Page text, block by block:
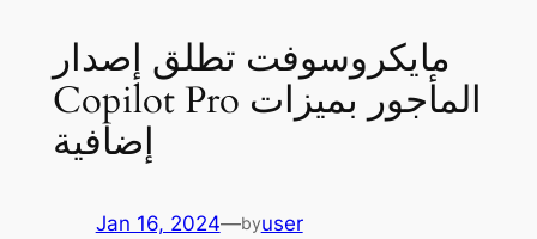
مايكروسوفت تطلق إصدار
Copilot Pro المأجور بميزات
إضافية
Jan 16, 2024—byuser